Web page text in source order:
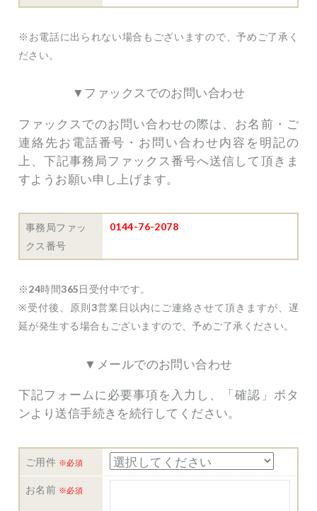
※お電話に出られない場合もございますので、予めご了承く
ださい。
▼ファックスでのお問い合わせ
ファックスでのお問い合わせの際は、お名前・ご
連絡先お電話番号・お問い合わせ内容を明記の
上、下記事務局ファックス番号へ送信して頂きま
すようお願い申し上げます。
事務局ファッ
クス番号
0144-76-2078
※24時間365日受付中です。
※受付後、原則3営業日以内にご連絡させて頂きますが、遅
延が発生する場合もございますので、予めご了承ください。
▼メールでのお問い合わせ
下記フォームに必要事項を入力し、「確認」ボタ
ンより送信手続きを続行してください。
ご用件 ※必須
お名前 ※必須